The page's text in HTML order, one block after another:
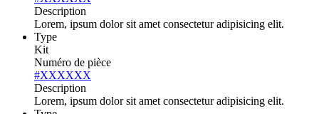
Description
Lorem, ipsum dolor sit amet consectetur adipisicing elit.
Type
Kit
Numéro de pièce
#XXXXXX
Description
Lorem, ipsum dolor sit amet consectetur adipisicing elit.